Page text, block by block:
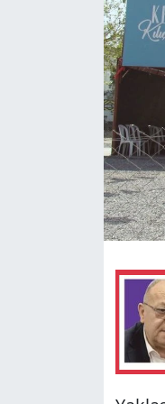
GÜNDEM
HABERDE
KÜLTÜR
MAGAZİN
POLİTİKA